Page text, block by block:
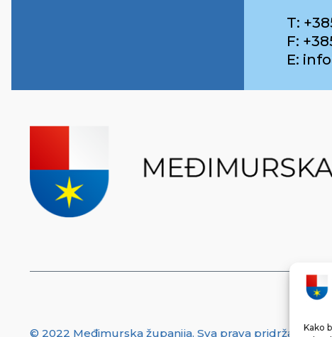
Kako
T:
F:
E:
© 2022 Međimurska županija. Sva prava pridržana.